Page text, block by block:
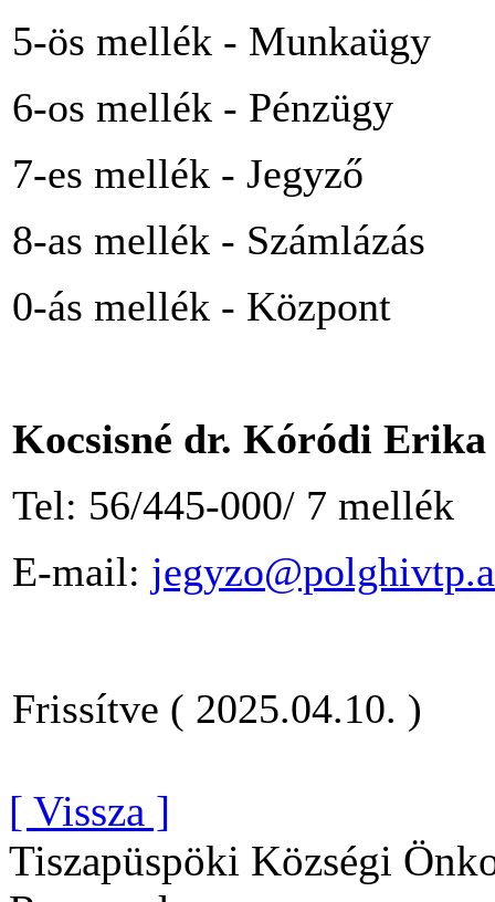
5-ös mellék - Munkaügy
6-os mellék - Pénzügy
7-es mellék - Jegyző
8-as mellék - Számlázás
0-ás mellék - Központ
Kocsisné dr. Kóródi Erika
Tel: 56/445-000/ 7 mellék
E-mail:
Frissítve ( 2025.04.10. )
[ Vissza ]
Tiszapüspöki Községi